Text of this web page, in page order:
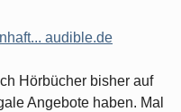
audible.de
Hörbücher bisher auf
Angebote haben. Mal